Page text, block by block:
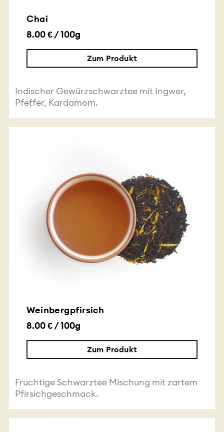
Chai
8.00 € / 100g
Zum Produkt
Indischer Gewürzschwarztee mit Ingwer,
Pfeffer, Kardamom.
Weinbergpfirsich
8.00 € / 100g
Zum Produkt
Fruchtige Schwarztee Mischung mit zartem
Pfirsichgeschmack.